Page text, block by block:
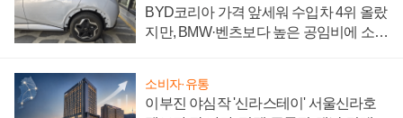
BYD코리아 가격 앞세워 수입차 4위 올랐
지만, BMW·벤츠보다 높은 공임비에 소비
소비자·유통
이부진 야심작 '신라스테이' 서울신라호